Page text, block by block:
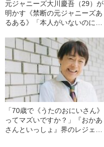
元ジャニーズ大川慶吾（29）が
明かす《禁断の元ジャニーズあ
るある》「本人がいないのに楽
井の“男気プレゼント”と二宮
の“ギャップ”」――2023年上半
期BEST5
「70歳で《うたのおにいさん》
ってマズいですか？」『おかあ
さんといっしょ』界のレジェン